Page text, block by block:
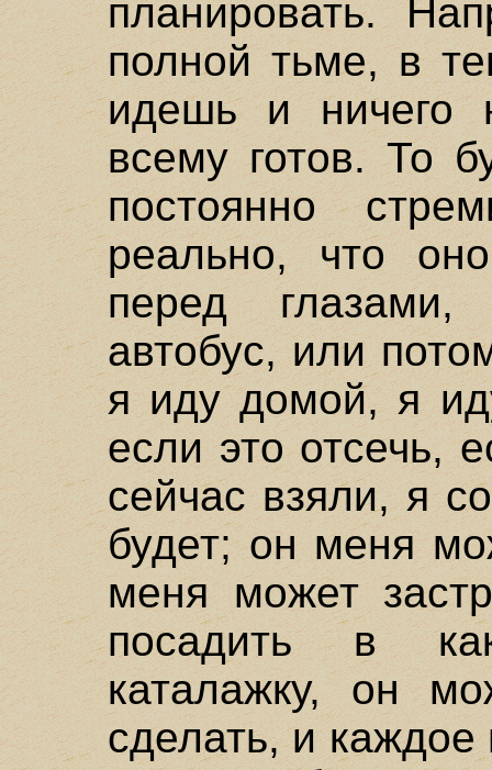
планировать.
полной тьме, в
идешь и ничего
всему готов. То
постоянно
реально, что
перед
автобус, или
я иду домой, я
если это отсечь,
сейчас взяли, я
будет; он меня
меня может
посадить в
каталажку, он
сделать, и каждое